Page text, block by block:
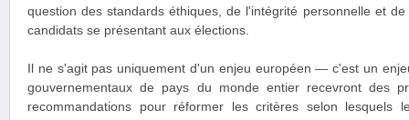
question des standards éthiques, de l'intégrité personnelle et
candidats se présentant aux élections.
Il ne s'agit pas uniquement d'un enjeu européen — c'est un
gouvernementaux de pays du monde entier recevront des
recommandations pour réformer les critères selon lesquels